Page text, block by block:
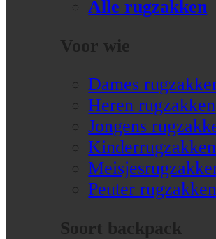
Alle rugzakken
Voor wie
Dames
Heren rugzakken
Jongens
Kinderrugzakken
Peuter rugzakken
Soort backpack